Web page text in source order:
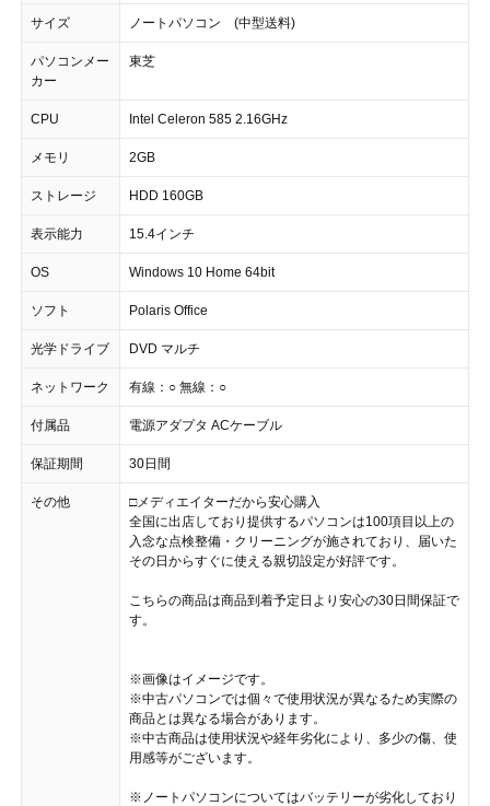
サイズ ノートパソコン (中型送料)
パソコンメー
カー
東芝
CPU Intel Celeron 585 2.16GHz
メモリ 2GB
ストレージ HDD 160GB
表示能力 15.4インチ
OS Windows 10 Home 64bit
ソフト Polaris Office
光学ドライブ DVD マルチ
ネットワーク 有線：○ 無線：○
付属品 電源アダプタ ACケーブル
保証期間 30日間
その他
□メディエイターだから安心購入
全国に出店しており提供するパソコンは100項目以上の
入念な点検整備・クリーニングが施されており、届いた
その日からすぐに使える親切設定が好評です。
こちらの商品は商品到着予定日より安心の30日間保証で
す。
※画像はイメージです。
※中古パソコンでは個々で使用状況が異なるため実際の
商品とは異なる場合があります。
※中古商品は使用状況や経年劣化により、多少の傷、使
用感等がございます。
※ノートパソコンについてはバッテリーが劣化しており